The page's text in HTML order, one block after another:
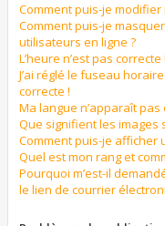
Comment puis-je
Comment puis-je
utilisateurs en ligne ?
L’heure n’est pas correcte !
J’ai réglé le fuseau
correcte !
Ma langue n’apparaît pas
Que signifient les images
Comment puis-je afficher
Quel est mon rang et
Pourquoi m’est-il
le lien de courrier